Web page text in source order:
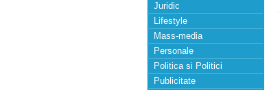
Juridic
Lifestyle
Mass-media
Personale
Politica si Politici
Publicitate